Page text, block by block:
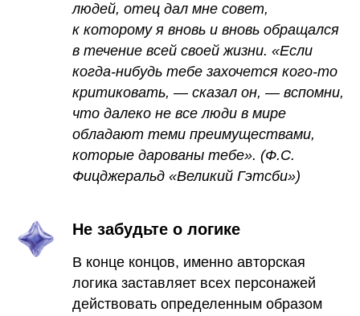
людей, отец дал мне совет,
к которому я вновь и вновь обращался
в течение всей своей жизни. «Если
когда-нибудь тебе захочется кого-то
критиковать, — сказал он, — вспомни,
что далеко не все люди в мире
обладают теми преимуществами,
которые дарованы тебе». (Ф.С.
Фицджеральд «Великий Гэтсби»)
Не забудьте о логике
В конце концов, именно авторская
логика заставляет всех персонажей
действовать определенным образом